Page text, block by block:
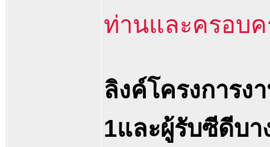
ท่านและครอบค
ลิงค์โครงการง
1และผู้รับซีดีบา